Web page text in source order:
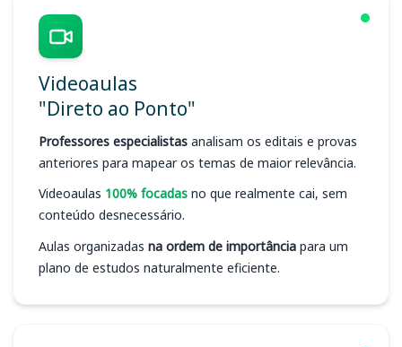
Videoaulas
"Direto ao Ponto"
Professores especialistas analisam os editais e provas
anteriores para mapear os temas de maior relevância.
Videoaulas 100% focadas no que realmente cai, sem
conteúdo desnecessário.
Aulas organizadas na ordem de importância para um
plano de estudos naturalmente eficiente.